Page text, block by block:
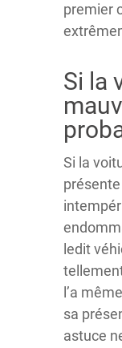
premier
Si la
Si la
ledit
l’a
sa
astuce